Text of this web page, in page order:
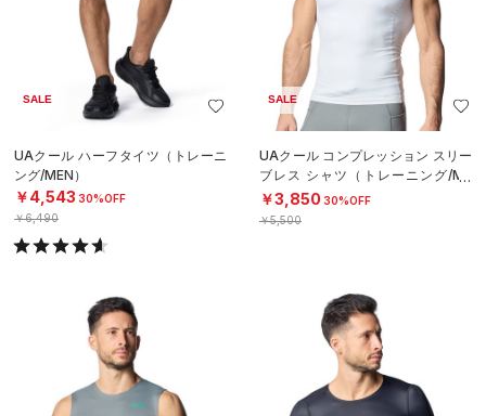
SALE
UAクール ハーフタイツ（トレーニ
ング/MEN）
￥4,543 30%OFF
￥6,490
SALE
UAクール コンプレッション スリー
ブレス シャツ（トレーニング/ME
N）
￥3,850 30%OFF
￥5,500